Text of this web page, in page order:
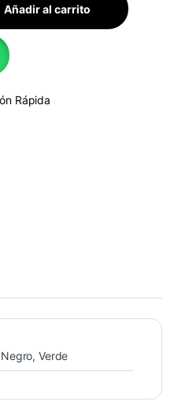
Rápida
Añadir al carrito
Verde